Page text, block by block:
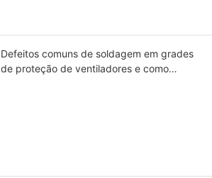
Defeitos comuns de soldagem em grades
de proteção de ventiladores e como